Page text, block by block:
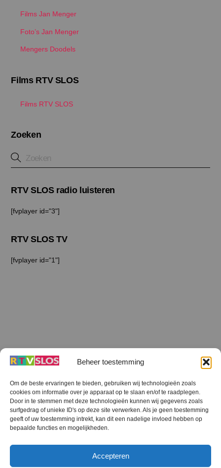
Beheer toestemming
Om de beste ervaringen te bieden, gebruiken wij technologieën zoals
cookies om informatie over je apparaat op te slaan en/of te raadplegen.
Door in te stemmen met deze technologieën kunnen wij gegevens zoals
surfgedrag of unieke ID's op deze site verwerken. Als je geen toestemming
geeft of uw toestemming intrekt, kan dit een nadelige invloed hebben op
bepaalde functies en mogelijkheden.
Accepteren
Films Jan Menger
Foto’s Jan Menger
Mengers Doodels
Films RTV SLOS
Films RTV SLOS
Zoeken
RTV SLOS radio luisteren
[fvplayer id="3"]
RTV SLOS TV
[fvplayer id="1"]
Terug
naar
boven
RTV SLOS
RTV SLOS ANBI